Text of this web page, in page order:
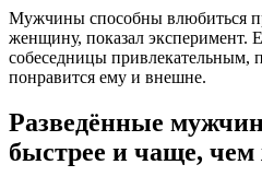
Мужчины способны влюбиться
женщину, показал эксперимент.
собеседницы привлекательным,
понравится ему и внешне.
Разведённые
быстрее и чаще,